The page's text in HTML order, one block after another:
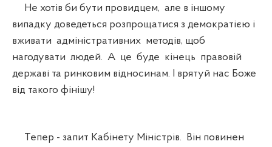
Не хотів би бути провидцем, але в іншому
випадку доведеться розпрощатися з демократією і
вживати адміністративних методів, щоб
нагодувати людей. А це буде кінець правовій
державі та ринковим відносинам. І врятуй нас Боже
від такого фінішу!
Тепер - запит Кабінету Міністрів. Він повинен